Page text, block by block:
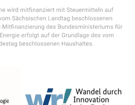
stetig zu verbessern
der
anzuzeigen. Ich bin
mit Wirkung für die
oder ändern.